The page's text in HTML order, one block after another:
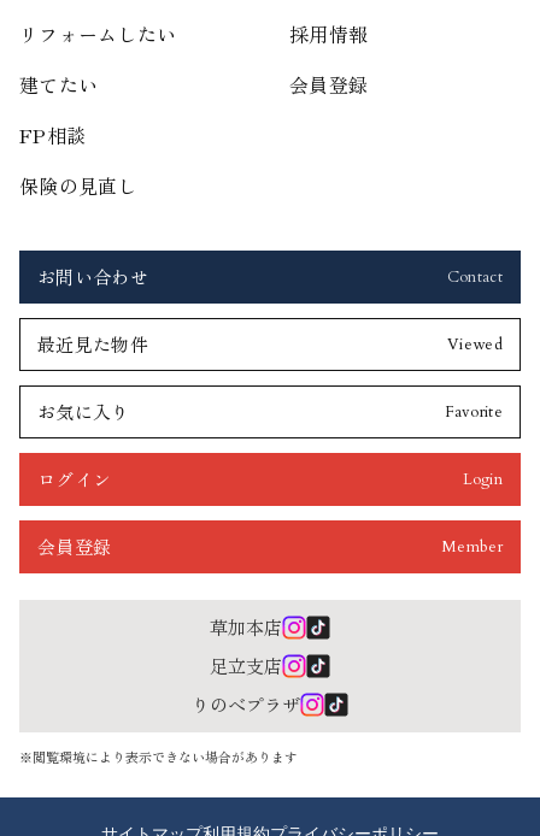
リフォームしたい
建てたい
FP相談
保険の見直し
採用情報
会員登録
お問い合わせ Contact
最近見た物件 Viewed
お気に入り Favorite
ログイン Login
会員登録 Member
草加本店
足立支店
りのべプラザ
※閲覧環境により表示できない場合があります